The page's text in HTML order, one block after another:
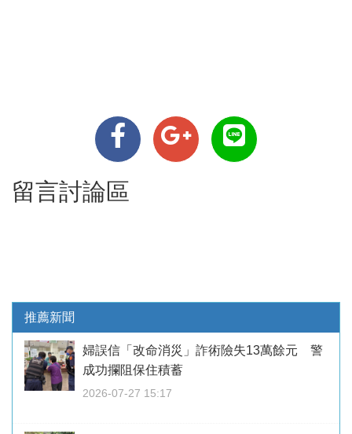
留言討論區
推薦新聞
婦誤信「改命消災」詐術險失13萬餘元 警
成功攔阻保住積蓄
2026-07-27 15:17